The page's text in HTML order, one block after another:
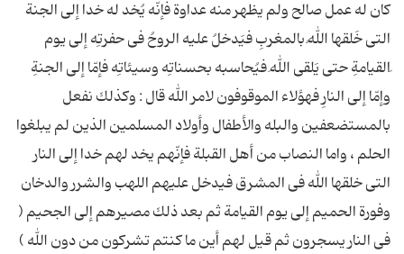
كان له عمل صالح ولم یظهر منه عداوة فإنّه یُخد له خدا إلى الجنة
التی خَلقها اللهُ بالمغربِ فیَدخلُ علیه الروحُ فی حفرتِه إلى یوم
ِالقیامةِ حتى یَلقى اللهَ فیُحاسبه بحسناتِه وسیئاتِه فإمّا إلى الجنةِ
وإمّا إلى النارِ فهؤلاء الموقوفون لامر الله قال : وكذلك نفعل
بالمستضعفین والبله والأطفال وأولاد المسلمین الذین لم یبلغوا
الحلم ، واما النصاب من أهل القبلة فإنّهم یخد لهم خدا إلى النار
التی خلقها الله فی المشرق فیدخل علیهم اللهب والشرر والدخان
وفورة الحمیم إلى یوم القیامة ثم بعد ذلك مصیرهم إلى الجحیم (
فی النار یسجرون ثم قیل لهم أین ما كنتم تشركون من دون الله )